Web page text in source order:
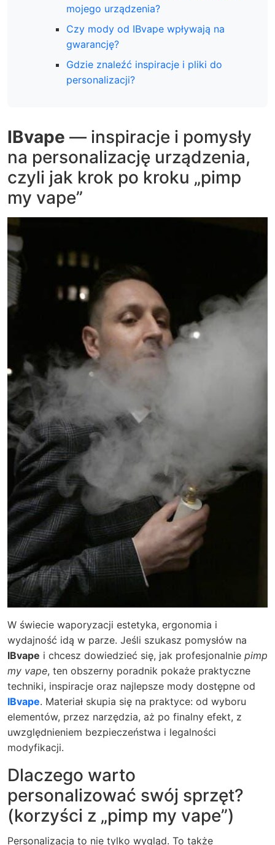
mojego urządzenia?
Czy mody od IBvape wpływają na
gwarancję?
Gdzie znaleźć inspiracje i pliki do
personalizacji?
IBvape — inspiracje i pomysły
na personalizację urządzenia,
czyli jak krok po kroku „pimp
my vape”
W świecie waporyzacji estetyka, ergonomia i
wydajność idą w parze. Jeśli szukasz pomysłów na
IBvape i chcesz dowiedzieć się, jak profesjonalnie pimp
my vape, ten obszerny poradnik pokaże praktyczne
techniki, inspiracje oraz najlepsze mody dostępne od
IBvape. Materiał skupia się na praktyce: od wyboru
elementów, przez narzędzia, aż po finalny efekt, z
uwzględnieniem bezpieczeństwa i legalności
modyfikacji.
Dlaczego warto
personalizować swój sprzęt?
(korzyści z „pimp my vape”)
Personalizacja to nie tylko wygląd. To także